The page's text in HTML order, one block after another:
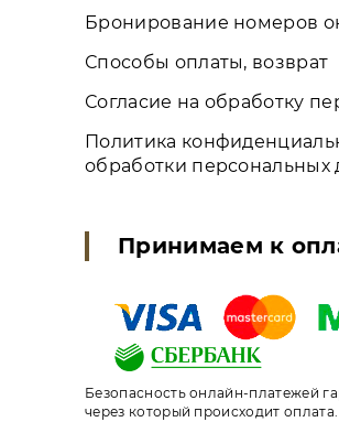
Бронирование номеров
Способы оплаты, возврат
Согласие на обработку
Политика
обработки персональных
Принимаем к
Безопасность онлайн-платежей
через который происходит